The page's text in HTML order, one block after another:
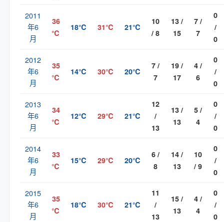
2011
年6
月
36
℃
18℃ 31℃ 21℃
10
/ 8
13 /
15
7 /
7
0
/
0
2012
年6
月
35
℃
14℃ 30℃ 20℃
7 /
7
19 /
17
4 /
6
0
/
0
2013
年6
月
34
℃
12℃ 29℃ 21℃
12
/
13
13 /
13
5 /
4
0
/
0
2014
年6
月
33
℃
15℃ 29℃ 20℃
6 /
8
14 /
13
10
/ 9
0
/
0
2015
年6
月
35
℃
18℃ 30℃ 21℃
11
/
13
15 /
13
4 /
4
0
/
0